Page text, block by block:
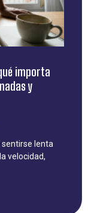
importa
y
sentirse lenta
velocidad,